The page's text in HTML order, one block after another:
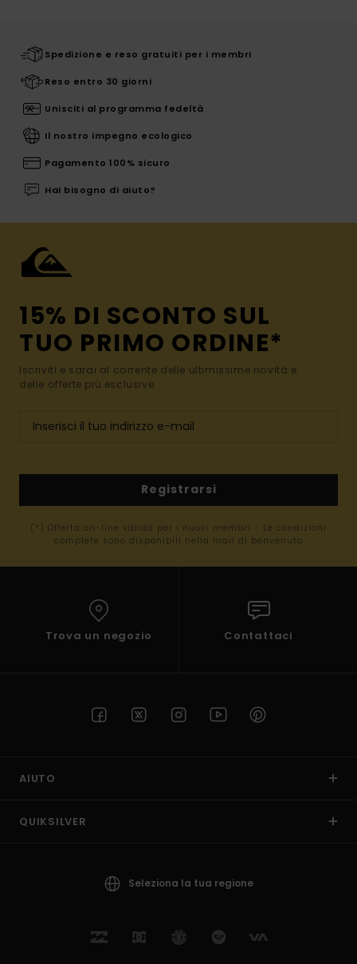
Spedizione e reso gratuiti per i membri
Reso entro 30 giorni
Unisciti al programma fedeltà
Il nostro impegno ecologico
Pagamento 100% sicuro
Hai bisogno di aiuto?
15% DI SCONTO SUL
TUO PRIMO ORDINE*
Iscriviti e sarai al corrente delle ultimissime novità e
delle offerte più esclusive.
Registrarsi
(*) Offerta on-line valida per i nuovi membri - Le condizioni
complete sono disponibili nella mail di benvenuto
Trova un negozio Contattaci
AIUTO
QUIKSILVER
Seleziona la tua regione